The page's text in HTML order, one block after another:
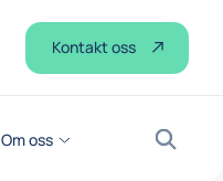
Om oss
Søk
Kontakt oss